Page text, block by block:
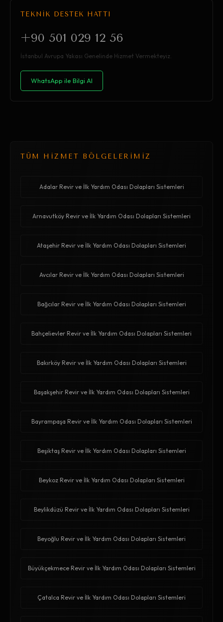
TEKNİK DESTEK HATTI
+90 501 029 12 56
İstanbul Avrupa Yakası Genelinde Hizmet Vermekteyiz.
WhatsApp ile Bilgi Al
TÜM HİZMET BÖLGELERİMİZ
Adalar Revir ve İlk Yardım Odası Dolapları Sistemleri
Arnavutköy Revir ve İlk Yardım Odası Dolapları Sistemleri
Ataşehir Revir ve İlk Yardım Odası Dolapları Sistemleri
Avcılar Revir ve İlk Yardım Odası Dolapları Sistemleri
Bağcılar Revir ve İlk Yardım Odası Dolapları Sistemleri
Bahçelievler Revir ve İlk Yardım Odası Dolapları Sistemleri
Bakırköy Revir ve İlk Yardım Odası Dolapları Sistemleri
Başakşehir Revir ve İlk Yardım Odası Dolapları Sistemleri
Bayrampaşa Revir ve İlk Yardım Odası Dolapları Sistemleri
Beşiktaş Revir ve İlk Yardım Odası Dolapları Sistemleri
Beykoz Revir ve İlk Yardım Odası Dolapları Sistemleri
Beylikdüzü Revir ve İlk Yardım Odası Dolapları Sistemleri
Beyoğlu Revir ve İlk Yardım Odası Dolapları Sistemleri
Büyükçekmece Revir ve İlk Yardım Odası Dolapları Sistemleri
Çatalca Revir ve İlk Yardım Odası Dolapları Sistemleri